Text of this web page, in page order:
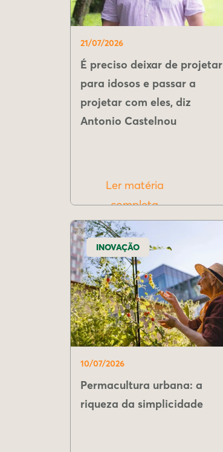
21/07/2026
É preciso deixar de projetar
para idosos e passar a
projetar com eles, diz
Antonio Castelnou
Ler matéria
completa
INOVAÇÃO
10/07/2026
Permacultura urbana: a
riqueza da simplicidade